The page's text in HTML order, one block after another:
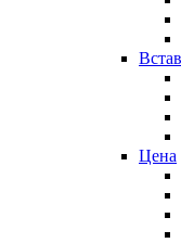
Цена